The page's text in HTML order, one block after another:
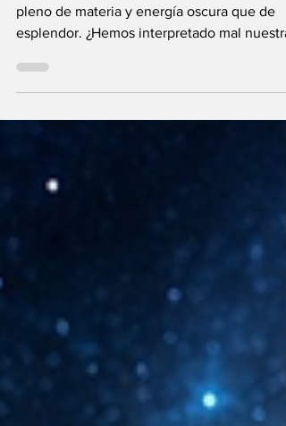
La ciencia revela que el Universo está más
pleno de materia y energía oscura que de
esplendor. ¿Hemos interpretado mal